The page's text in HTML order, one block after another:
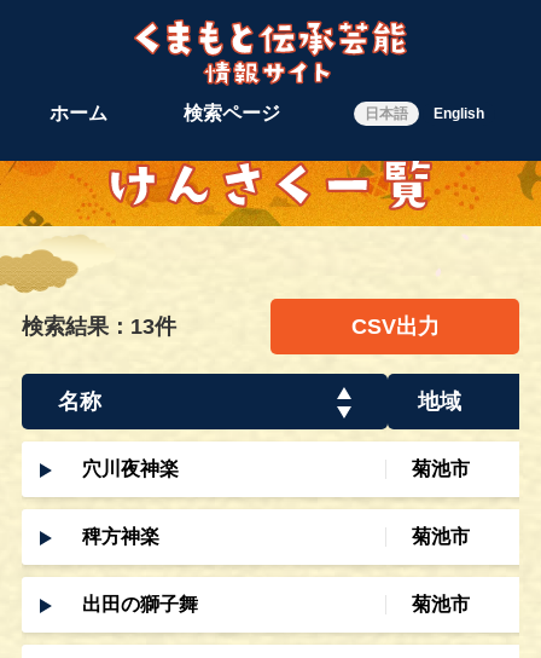
ホーム 検索ページ English
日本語
検索結果：13件 CSV出力
名称 地域
穴川夜神楽 菊池市
稗方神楽 菊池市
出田の獅子舞 菊池市